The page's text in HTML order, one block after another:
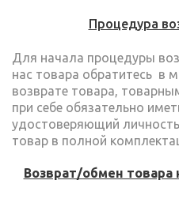
Процедура
Для начала процедуры
нас товара обратитесь в
возврате товара,
при себе обязательно
удостоверяющий
товар в полной
Возврат/обмен